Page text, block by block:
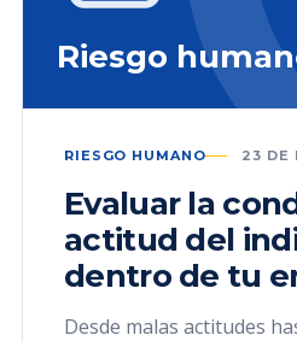
Riesgo
RIESGO HUMANO 23 DE
Evaluar la
actitud del
dentro de tu
Desde malas actitudes